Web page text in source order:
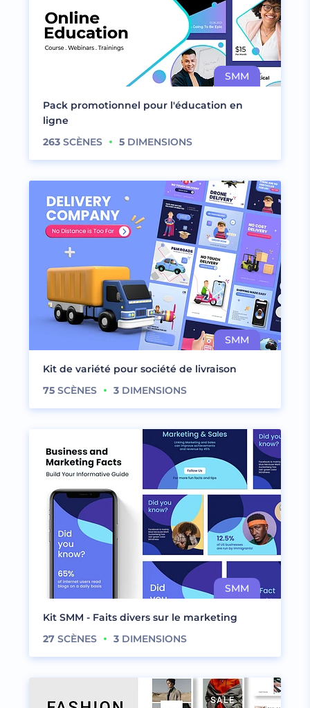
Pack promotionnel pour l'éducation en
ligne
263 SCÈNES 5 DIMENSIONS
Kit de variété pour société de livraison
75 SCÈNES 3 DIMENSIONS
Kit SMM - Faits divers sur le marketing
27 SCÈNES 3 DIMENSIONS